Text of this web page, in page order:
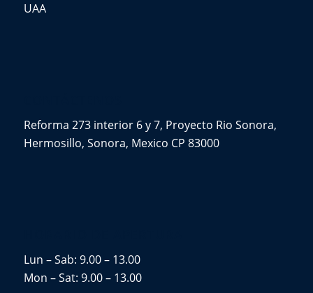
UAA
Reforma 273 interior 6 y 7, Proyecto Rio Sonora,
Hermosillo, Sonora, Mexico CP 83000
Lun – Sab: 9.00 – 13.00
Mon – Sat: 9.00 – 13.00